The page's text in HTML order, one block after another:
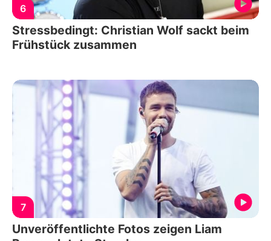
6
Stressbedingt: Christian Wolf sackt beim
Frühstück zusammen
7
Unveröffentlichte Fotos zeigen Liam